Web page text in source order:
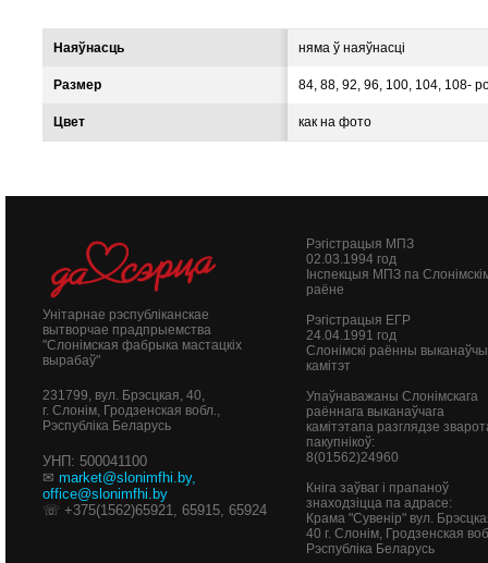
Наяўнасць няма ў наяўнасці
Размер 84, 88, 92, 96, 100, 104, 108-
Цвет как на фото
Унітарнае рэспубліканскае
вытворчае прадпрыемства
"Слонімская фабрыка мастацкіх
вырабаў"
231799, вул. Брэсцкая, 40,
г. Слонім, Гродзенская вобл.,
Рэспубліка Беларусь
УНП: 500041100
✉ market@slonimfhi.by,
office@slonimfhi.by
☏ +375(1562)65921, 65915, 65924
Рэгістрацыя МПЗ
02.03.1994 год
Інспекцыя МПЗ па
раёне
Рэгістрацыя ЕГР
24.04.1991 год
Слонімскі раённы выканаўчы
камітэт
Упаўнаважаны Слонімскага
раённага выканаўчага
камітэтапа разглядзе
пакупнікоў:
8(01562)24960
Кніга заўваг і прапаноў
знаходзіцца па адрасе:
Крама "Сувенір" вул.
40 г. Слонім, Гродзенская
Рэспубліка Беларусь